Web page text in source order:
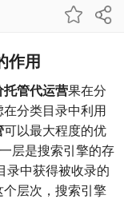
作用
托管代运营果在分
分类目录中利用
可以最大程度的优
层是搜索引擎的存
录中获得被收录的
层次，搜索引擎